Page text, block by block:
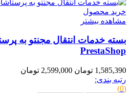
خرید محصول
مشاهده بیشتر
PrestaShop
1,585,390 تومان
2,599,000 تومان
رتبه بندی:
(0)